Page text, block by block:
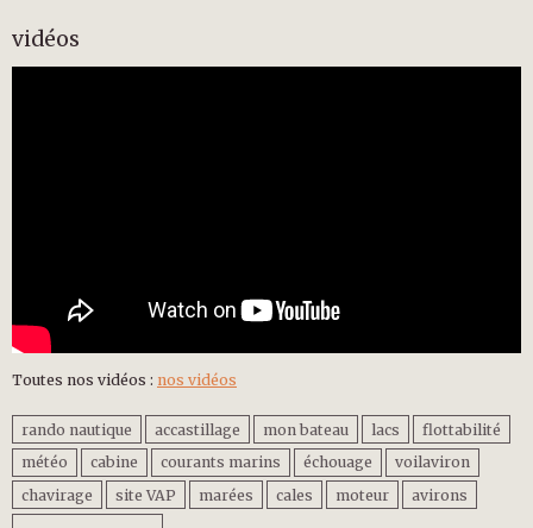
vidéos
Toutes nos vidéos : nos vidéos
rando nautique accastillage mon bateau lacs
flottabilité
météo
cabine courants marins échouage
voilaviron
chavirage
site VAP marées cales moteur avirons